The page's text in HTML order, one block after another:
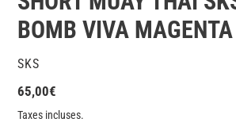
BOMB VIVA MAGENTA
DISTRIBUTEUR
SKS
Prix
normal
65,00€
Taxes incluses.